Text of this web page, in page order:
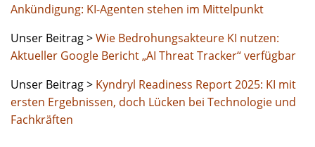
Ankündigung: KI-Agenten stehen im Mittelpunkt
Unser Beitrag >Wie Bedrohungsakteure KI nutzen:
Aktueller Google Bericht „AI Threat Tracker“ verfügbar
Unser Beitrag > Kyndryl Readiness Report 2025: KI mit
ersten Ergebnissen, doch Lücken bei Technologie und
Fachkräften